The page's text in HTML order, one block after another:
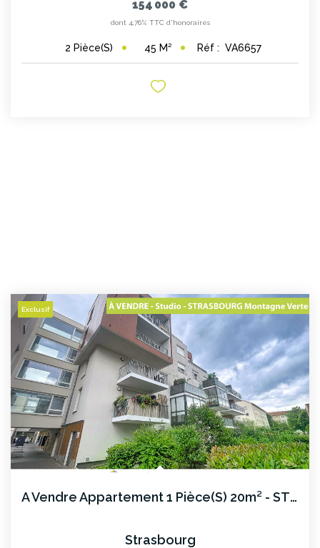
154 000 €
dont 4,76% TTC d'honoraires
2 Pièce(s) 45 M² Réf : VA6657
Exclusif
A Vendre Appartement 1 Pièce(s) 20m² - STRASBOURG (67200)
Strasbourg